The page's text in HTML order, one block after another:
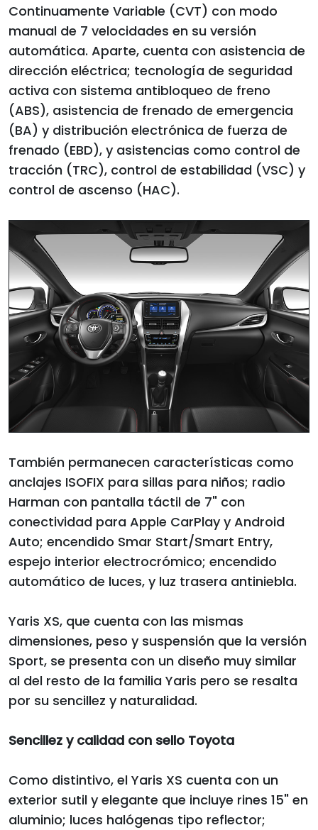
Continuamente Variable (CVT) con modo
manual de 7 velocidades en su versión
automática. Aparte, cuenta con asistencia de
dirección eléctrica; tecnología de seguridad
activa con sistema antibloqueo de freno
(ABS), asistencia de frenado de emergencia
(BA) y distribución electrónica de fuerza de
frenado (EBD), y asistencias como control de
tracción (TRC), control de estabilidad (VSC) y
control de ascenso (HAC).
También permanecen características como
anclajes ISOFIX para sillas para niños; radio
Harman con pantalla táctil de 7" con
conectividad para Apple CarPlay y Android
Auto; encendido Smar Start/Smart Entry,
espejo interior electrocrómico; encendido
automático de luces, y luz trasera antiniebla.
Yaris XS, que cuenta con las mismas
dimensiones, peso y suspensión que la versión
Sport, se presenta con un diseño muy similar
al del resto de la familia Yaris pero se resalta
por su sencillez y naturalidad.
Sencillez y calidad con sello Toyota
Como distintivo, el Yaris XS cuenta con un
exterior sutil y elegante que incluye rines 15" en
aluminio; luces halógenas tipo reflector;